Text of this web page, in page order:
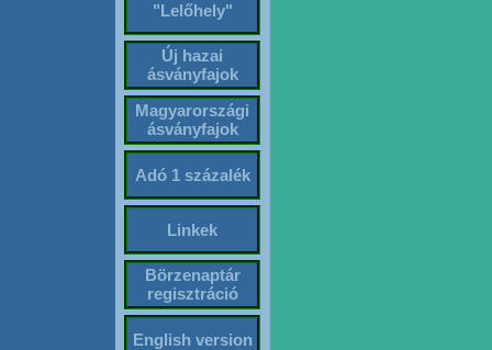
"Lelőhely"
Új hazai
ásványfajok
Magyarországi
ásványfajok
Adó 1 százalék
Linkek
Börzenaptár
regisztráció
English version